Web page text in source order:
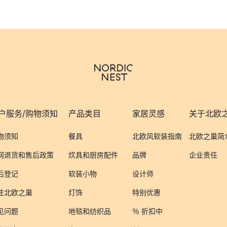
服务/购物须知
须知
退货和售后政策
登记
北欧之巢
问题
产品类目
餐具
炊具和厨房配件
软装小物
灯饰
地毯和纺织品
家居灵感
北欧风软装指南
品牌
设计师
特别优惠
％ 折扣中
关于北欧
北欧之巢简
企业责任